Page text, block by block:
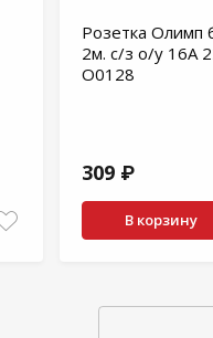
Розетка Олимп
2м. с/з о/у 16А
О0128
309 ₽
В корзину